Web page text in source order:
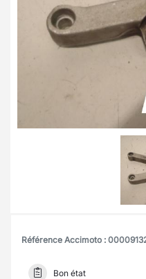
Référence Accimoto :
Bon état